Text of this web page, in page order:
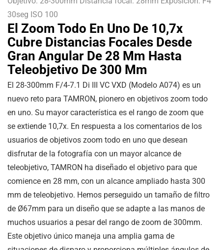
30seg ISO 100
El Zoom Todo En Uno De 10,7x
Cubre Distancias Focales Desde
Gran Angular De 28 Mm Hasta
Teleobjetivo De 300 Mm
El 28-300mm F/4-7.1 Di III VC VXD (Modelo A074) es un
nuevo reto para TAMRON, pionero en objetivos zoom todo
en uno. Su mayor característica es el rango de zoom que
se extiende 10,7x. En respuesta a los comentarios de los
usuarios de objetivos zoom todo en uno que desean
disfrutar de la fotografía con un mayor alcance de
teleobjetivo, TAMRON ha diseñado el objetivo para que
comience en 28 mm, con un alcance ampliado hasta 300
mm de teleobjetivo. Hemos perseguido un tamaño de filtro
de Ø67mm para un diseño que se adapte a las manos de
muchos usuarios a pesar del rango de zoom de 300mm.
Este objetivo único maneja una amplia gama de